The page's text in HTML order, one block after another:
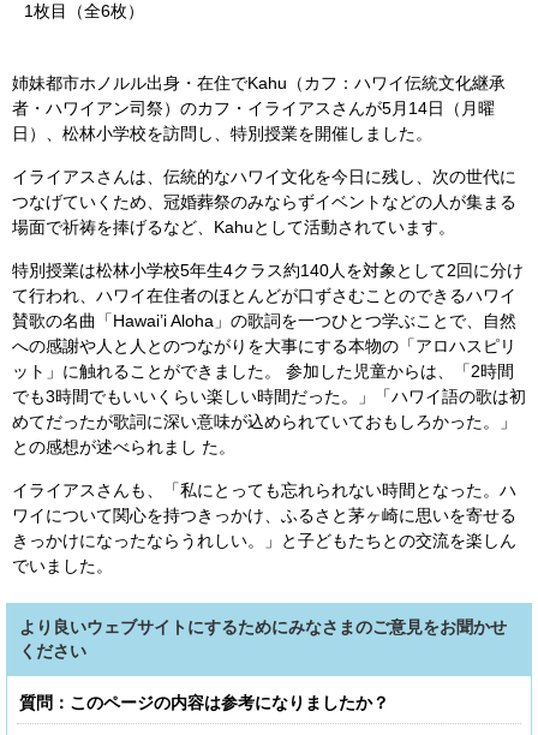
1枚目（全6枚）
姉妹都市ホノルル出身・在住でKahu（カフ：ハワイ伝統文化継承
者・ハワイアン司祭）のカフ・イライアスさんが5月14日（月曜
日）、松林小学校を訪問し、特別授業を開催しました。
イライアスさんは、伝統的なハワイ文化を今日に残し、次の世代に
つなげていくため、冠婚葬祭のみならずイベントなどの人が集まる
場面で祈祷を捧げるなど、Kahuとして活動されています。
特別授業は松林小学校5年生4クラス約140人を対象として2回に分け
て行われ、ハワイ在住者のほとんどが口ずさむことのできるハワイ
賛歌の名曲「Hawai’i Aloha」の歌詞を一つひとつ学ぶことで、自然
への感謝や人と人とのつながりを大事にする本物の「アロハスピリ
ット」に触れることができました。 参加した児童からは、「2時間
でも3時間でもいいくらい楽しい時間だった。」「ハワイ語の歌は初
めてだったが歌詞に深い意味が込められていておもしろかった。」
との感想が述べられまし た。
イライアスさんも、「私にとっても忘れられない時間となった。ハ
ワイについて関心を持つきっかけ、ふるさと茅ヶ崎に思いを寄せる
きっかけになったならうれしい。」と子どもたちとの交流を楽しん
でいました。
より良いウェブサイトにするためにみなさまのご意見をお聞かせ
ください
質問：このページの内容は参考になりましたか？